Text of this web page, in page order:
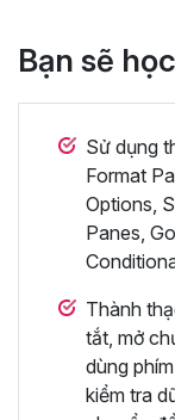
Bạn sẽ
Sử dụng
Format
Options,
Panes,
Thành
tắt, mở
dùng
kiểm tra